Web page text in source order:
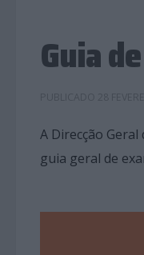
Guia
A Direcção
guia geral de